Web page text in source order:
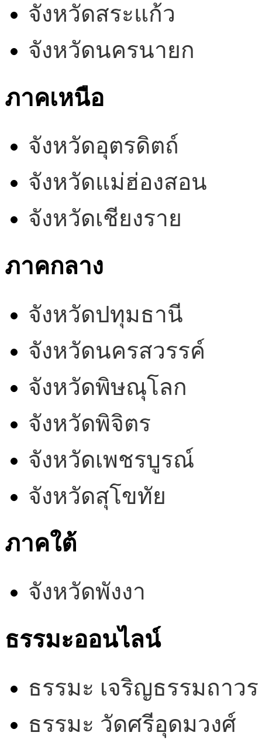
จังหวัดสระแก้ว
จังหวัดนครนายก
ภาคเหนือ
จังหวัดอุตรดิตถ์
จังหวัดแม่ฮ่องสอน
จังหวัดเชียงราย
ภาคกลาง
จังหวัดปทุมธานี
จังหวัดนครสวรรค์
จังหวัดพิษณุโลก
จังหวัดพิจิตร
จังหวัดเพชรบูรณ์
จังหวัดสุโขทัย
ภาคใต้
จังหวัดพังงา
ธรรมะออนไลน์
ธรรมะ เจริญธรรมถาวร
ธรรมะ วัดศรีอุดมวงศ์